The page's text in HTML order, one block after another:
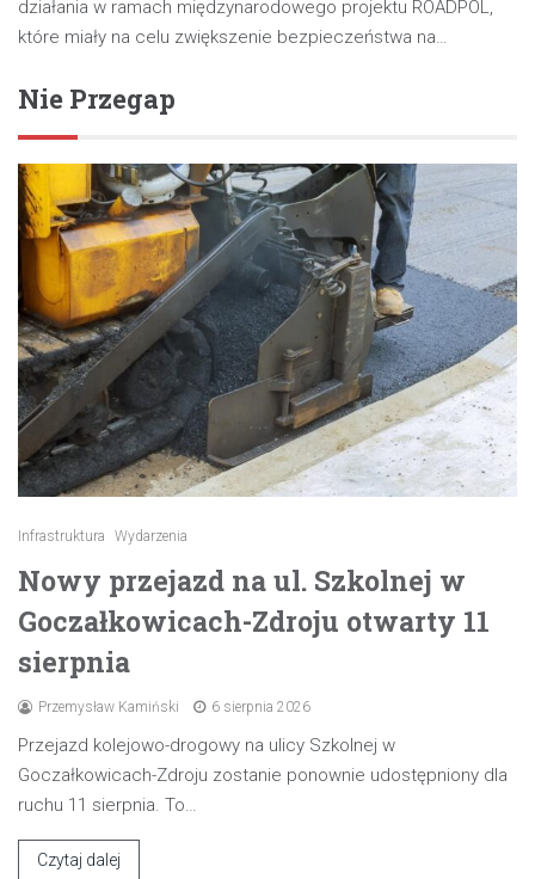
działania w ramach międzynarodowego projektu ROADPOL,
które miały na celu zwiększenie bezpieczeństwa na…
Nie Przegap
Infrastruktura Wydarzenia
Nowy przejazd na ul. Szkolnej w
Goczałkowicach-Zdroju otwarty 11
sierpnia
Przemysław Kamiński 6 sierpnia 2026
Przejazd kolejowo-drogowy na ulicy Szkolnej w
Goczałkowicach-Zdroju zostanie ponownie udostępniony dla
ruchu 11 sierpnia. To…
Czytaj dalej